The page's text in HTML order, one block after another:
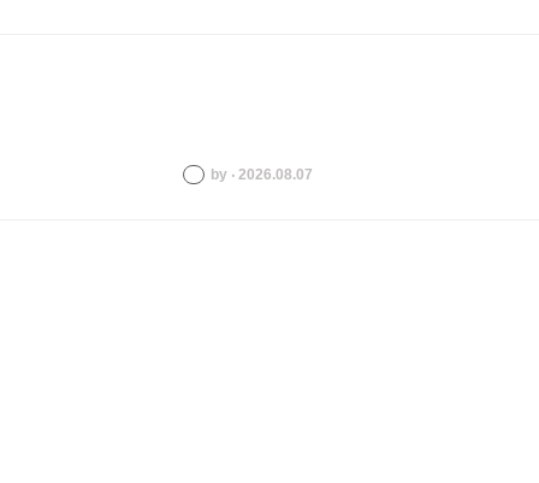
by ‧ 2026.08.07